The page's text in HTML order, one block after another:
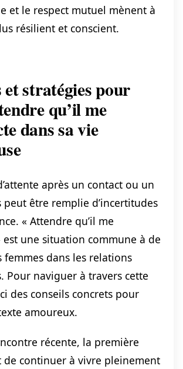
et le respect mutuel mènent à
résilient et conscient.
et stratégies pour
qu’il me
dans sa vie
après un contact ou un
peut être remplie d’incertitudes
« Attendre qu’il me
est une situation commune à de
femmes dans les relations
Pour naviguer à travers cette
des conseils concrets pour
amoureux.
récente, la première
de continuer à vivre pleinement